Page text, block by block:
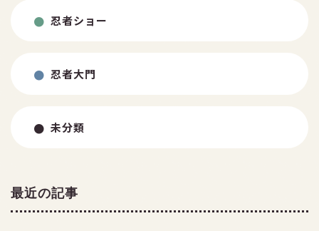
忍者ショー
忍者大門
未分類
最近の記事